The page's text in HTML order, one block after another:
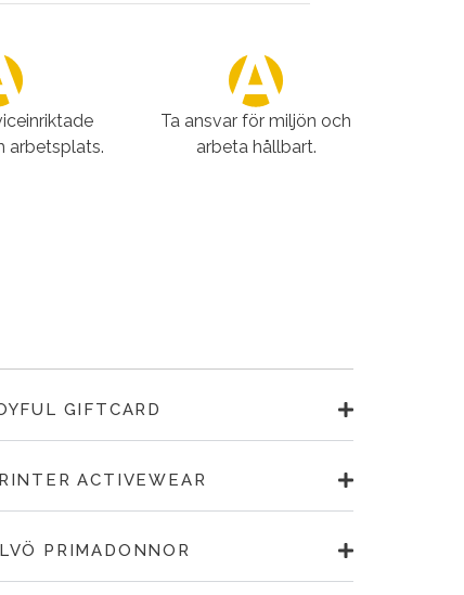
arbetsplats.
Ta ansvar för miljön och
arbeta hållbart.
GIFTCARD
ACTIVEWEAR
PRIMADONNOR